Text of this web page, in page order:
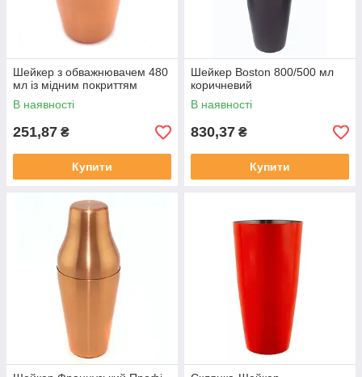
Шейкер з обважнювачем 480
мл із мідним покриттям
В наявності
251,87 ₴
Купити
Шейкер Boston 800/500 мл
коричневий
В наявності
830,37 ₴
Купити